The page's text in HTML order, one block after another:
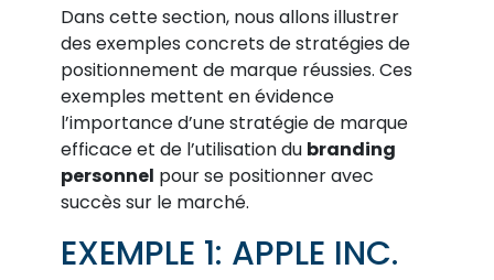
Dans cette section, nous allons illustrer
des exemples concrets de stratégies de
positionnement de marque réussies. Ces
exemples mettent en évidence
l’importance d’une stratégie de marque
efficace et de l’utilisation du branding
personnel pour se positionner avec
succès sur le marché.
EXEMPLE 1: APPLE INC.